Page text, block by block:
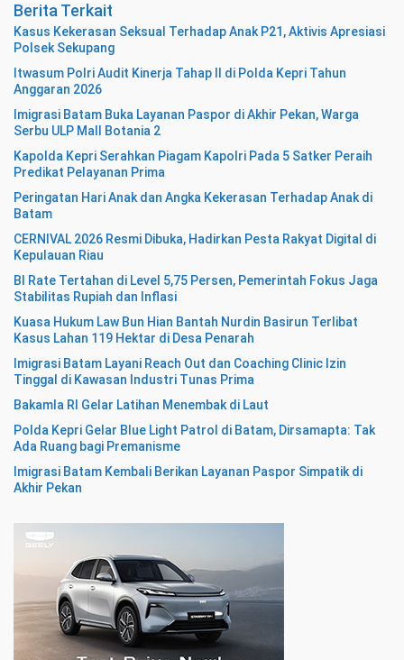
Berita Terkait
Kasus Kekerasan Seksual Terhadap Anak P21, Aktivis Apresiasi
Polsek Sekupang
Itwasum Polri Audit Kinerja Tahap II di Polda Kepri Tahun
Anggaran 2026
Imigrasi Batam Buka Layanan Paspor di Akhir Pekan, Warga
Serbu ULP Mall Botania 2
Kapolda Kepri Serahkan Piagam Kapolri Pada 5 Satker Peraih
Predikat Pelayanan Prima
Peringatan Hari Anak dan Angka Kekerasan Terhadap Anak di
Batam
CERNIVAL 2026 Resmi Dibuka, Hadirkan Pesta Rakyat Digital di
Kepulauan Riau
BI Rate Tertahan di Level 5,75 Persen, Pemerintah Fokus Jaga
Stabilitas Rupiah dan Inflasi
Kuasa Hukum Law Bun Hian Bantah Nurdin Basirun Terlibat
Kasus Lahan 119 Hektar di Desa Penarah
Imigrasi Batam Layani Reach Out dan Coaching Clinic Izin
Tinggal di Kawasan Industri Tunas Prima
Bakamla RI Gelar Latihan Menembak di Laut
Polda Kepri Gelar Blue Light Patrol di Batam, Dirsamapta: Tak
Ada Ruang bagi Premanisme
Imigrasi Batam Kembali Berikan Layanan Paspor Simpatik di
Akhir Pekan